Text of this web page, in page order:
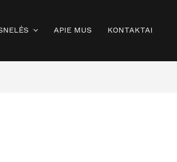
APIE MUS KONTAKTAI